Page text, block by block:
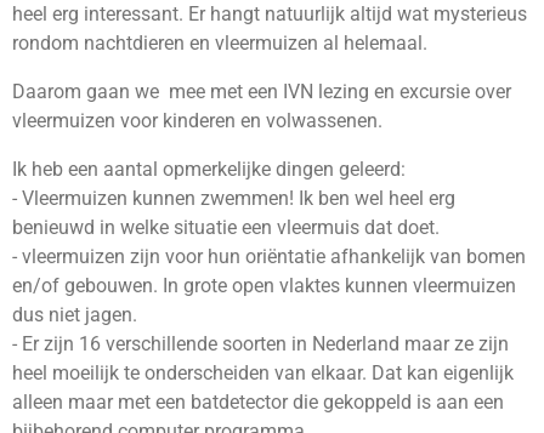
heel erg interessant. Er hangt natuurlijk altijd wat mysterieus
rondom nachtdieren en vleermuizen al helemaal.
Daarom gaan we mee met een IVN lezing en excursie over
vleermuizen voor kinderen en volwassenen.
Ik heb een aantal opmerkelijke dingen geleerd:
- Vleermuizen kunnen zwemmen! Ik ben wel heel erg
benieuwd in welke situatie een vleermuis dat doet.
- vleermuizen zijn voor hun oriëntatie afhankelijk van bomen
en/of gebouwen. In grote open vlaktes kunnen vleermuizen
dus niet jagen.
- Er zijn 16 verschillende soorten in Nederland maar ze zijn
heel moeilijk te onderscheiden van elkaar. Dat kan eigenlijk
alleen maar met een batdetector die gekoppeld is aan een